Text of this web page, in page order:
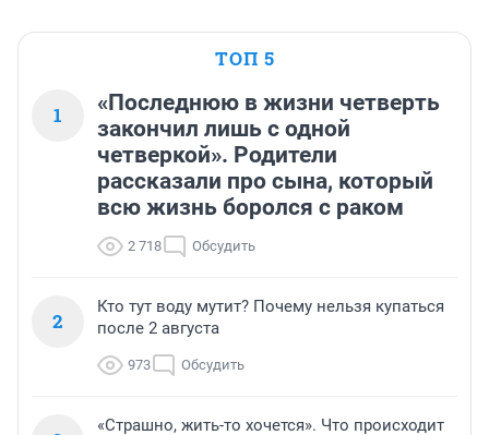
ТОП 5
1
«Последнюю в жизни четверть
закончил лишь с одной
четверкой». Родители
рассказали про сына, который
всю жизнь боролся с раком
2 718 Обсудить
2
Кто тут воду мутит? Почему нельзя купаться
после 2 августа
973 Обсудить
«Страшно, жить-то хочется». Что происходит